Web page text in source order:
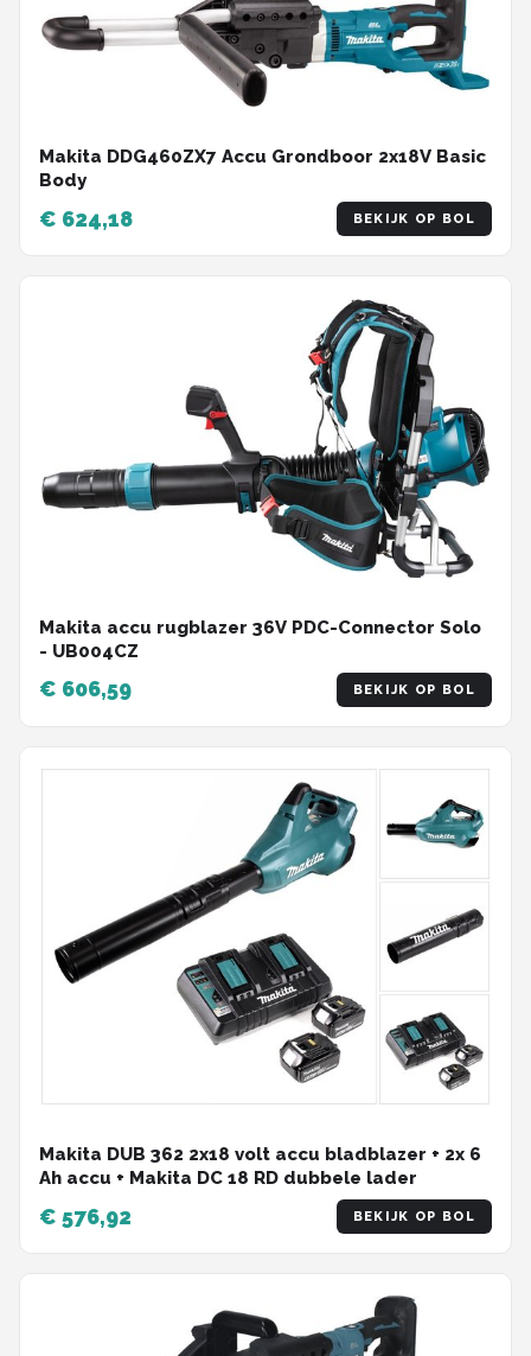
Makita DDG460ZX7 Accu Grondboor 2x18V Basic
Body
€ 624,18 BEKIJK OP BOL
Makita accu rugblazer 36V PDC-Connector Solo
- UB004CZ
€ 606,59 BEKIJK OP BOL
Makita DUB 362 2x18 volt accu bladblazer + 2x 6
Ah accu + Makita DC 18 RD dubbele lader
€ 576,92 BEKIJK OP BOL